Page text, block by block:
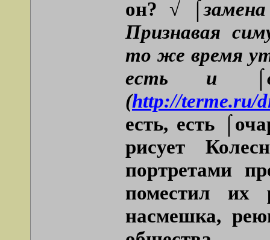
он? √
Признавая
то же время
есть и
(http://terme.ru/
есть, есть
рисует
портретами
поместил их
насмешка,